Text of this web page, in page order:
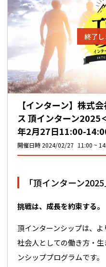
終了し
【インターン】株式
ス 頂インターン2025
年2月27日11:00-
開催日時 2024/02/27 11:00
「頂インターン
挑戦は、成長を約束する。
頂インターンシップは、よ
社会人としての働き方・
ンシッププログラムです。